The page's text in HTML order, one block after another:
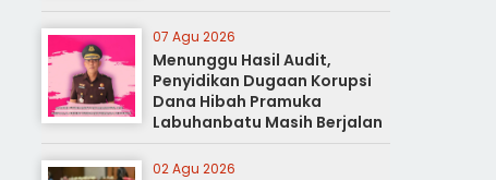
07 Agu 2026
Menunggu Hasil Audit,
Penyidikan Dugaan Korupsi
Dana Hibah Pramuka
Labuhanbatu Masih Berjalan
02 Agu 2026